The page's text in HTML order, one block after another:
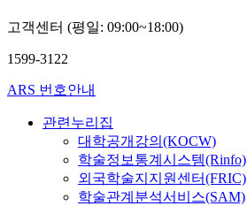
고객센터 (평일: 09:00~18:00)
1599-3122
ARS 번호안내
관련누리집
대학공개강의(KOCW)
학술정보통계시스템(Rinfo)
외국학술지지원센터(FRIC)
학술관계분석서비스(SAM)